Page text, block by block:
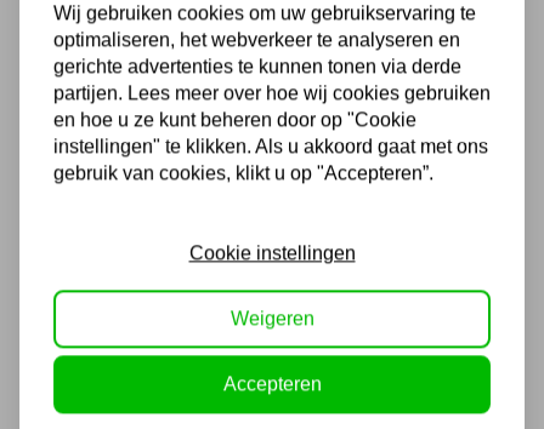
auto is bijvoorbeeld lichter dan een
bestelbus, en het is vaak wel noodzakelijk
om over een assteunen te beschikken die
gemakkelijk het gewicht van het voertuig
2 of 4 assteunen tegelijkertijd gebruikt zodat
het voertuig in balans blijft. Een oneven
aantal assteunen, of slecht geplaatste
assteunen, kunnen de balans verstoren en
dit kan uiteraard hele gevaarlijke situaties
Wij gebruiken cookies om uw gebruikservaring te
optimaliseren, het webverkeer te analyseren en
gerichte advertenties te kunnen tonen via derde
partijen. Lees meer over hoe wij cookies gebruiken
en hoe u ze kunt beheren door op "Cookie
instellingen" te klikken. Als u akkoord gaat met ons
gebruik van cookies, klikt u op "Accepteren”.
Cookie instellingen
Weigeren
Accepteren